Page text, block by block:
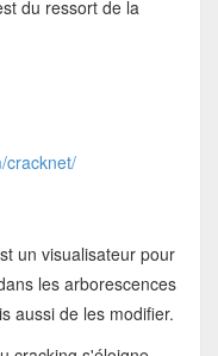
du ressort de la
cracknet/
un visualisateur pour
les arborescences
aussi de les modifier.